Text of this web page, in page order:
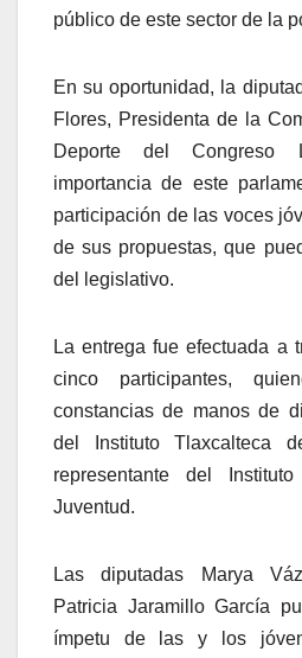
público de este sector de la
En su oportunidad, la
Flores, Presidenta de la
Deporte del Congreso
importancia de este
participación de las voces
de sus propuestas, que
del legislativo.
La entrega fue efectuada a
cinco participantes,
constancias de manos de
del Instituto Tlaxcalteca
representante del
Juventud.
Las diputadas Marya
Patricia Jaramillo García
ímpetu de las y los